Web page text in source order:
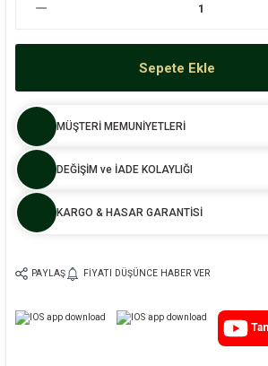
Sepete Ekle
MÜŞTERİ MEMUNİYETLERİ
DEĞİŞİM ve İADE KOLAYLIĞI
KARGO & HASAR GARANTİSİ
PAYLAŞ FIYATI DÜŞÜNCE HABER VER